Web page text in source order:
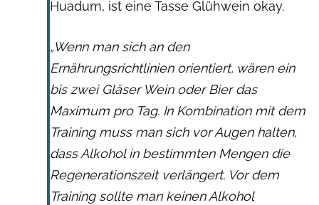
Huadum, ist eine Tasse Glühwein okay.
„Wenn man sich an den
Ernährungsrichtlinien orientiert, wären ein
bis zwei Gläser Wein oder Bier das
Maximum pro Tag. In Kombination mit dem
Training muss man sich vor Augen halten,
dass Alkohol in bestimmten Mengen die
Regenerationszeit verlängert. Vor dem
Training sollte man keinen Alkohol